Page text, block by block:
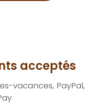
acceptés
vacances, PayPal,